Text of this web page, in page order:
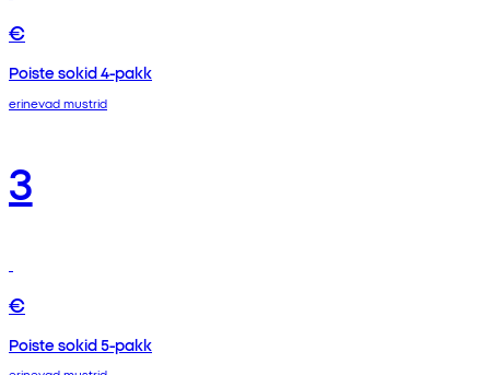
€
Poiste sokid 4-pakk
erinevad mustrid
3
€
Poiste sokid 5-pakk